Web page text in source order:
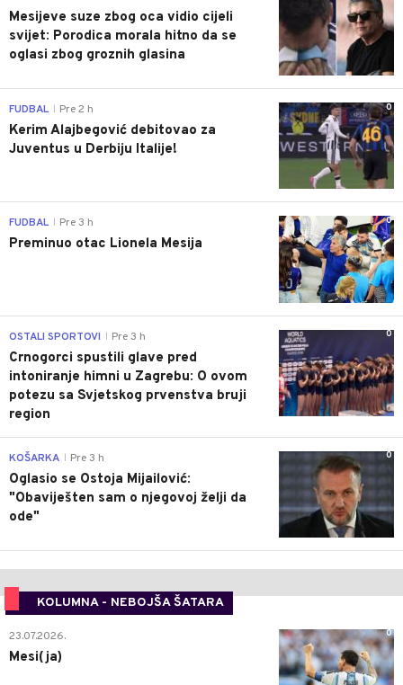
Mesijeve suze zbog oca vidio cijeli
svijet: Porodica morala hitno da se
oglasi zbog groznih glasina
0
FUDBAL Pre 2 h
Kerim Alajbegović debitovao za
Juventus u Derbiju Italije!
0
FUDBAL Pre 3 h
Preminuo otac Lionela Mesija
0
OSTALI SPORTOVI Pre 3 h
Crnogorci spustili glave pred
intoniranje himni u Zagrebu: O ovom
potezu sa Svjetskog prvenstva bruji
region
0
KOŠARKA Pre 3 h
Oglasio se Ostoja Mijailović:
"Obaviješten sam o njegovoj želji da
ode"
KOLUMNA - NEBOJŠA ŠATARA
0
23.07.2026.
Mesi(ja)